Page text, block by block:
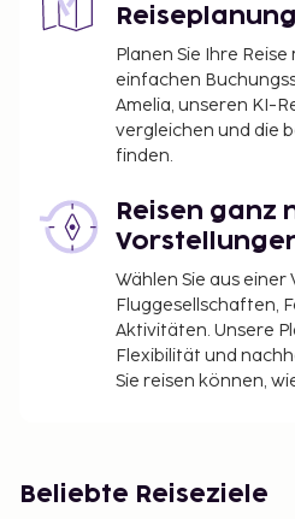
Reiseplanung
Planen Sie Ihre
einfachen
Amelia, unseren KI-
vergleichen und die
finden.
Reisen ganz
Wählen Sie aus einer
Fluggesellschaften,
Aktivitäten. Unsere
Flexibilität und
Sie reisen können,
Beliebte Reiseziele